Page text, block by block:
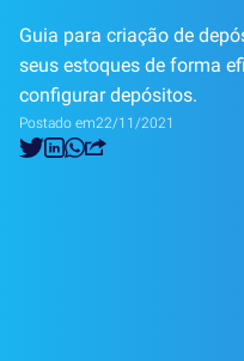
Guia para criação de
seus estoques de forma
configurar depósitos.
Postado em22/11/2021